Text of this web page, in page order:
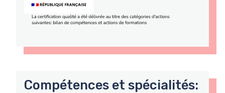
Compétences et spécialités: